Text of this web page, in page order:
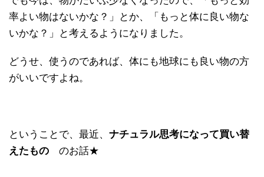
率よい物はないかな？」とか、「もっと体に良い物な
いかな？」と考えるようになりました。
どうせ、使うのであれば、体にも地球にも良い物の方
がいいですよね。
ということで、最近、 ナチュラル思考になって買い替
えたもの のお話★